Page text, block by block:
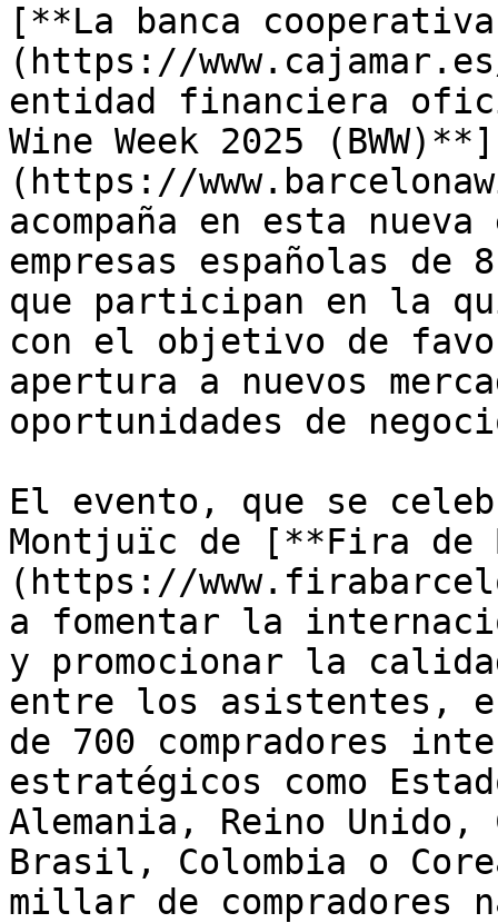
[**La banca
(https://
entidad financiera
Wine Week 2025 (BWW)**]
(https://
acompaña en esta
empresas españolas de
que participan en la
con el objetivo de
apertura a nuevos
oportunidades de
El evento, que se
Montjuïc de [**Fira de
(https://
a fomentar la
y promocionar la
entre los asistentes,
de 700 compradores
estratégicos como
Alemania, Reino
Brasil, Colombia o
millar de compradores